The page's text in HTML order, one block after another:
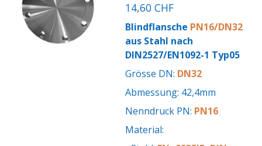
14,60 CHF
Blindflansche PN16/DN32
aus Stahl nach
DIN2527/EN1092-1 Typ05
Grösse DN: DN32
Abmessung: 42,4mm
Nenndruck PN: PN16
Material: